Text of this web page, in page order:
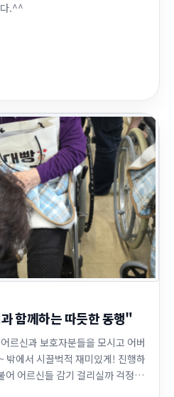
.^^
함께하는 따듯한 동행"
르신과 보호자분들을 모시고 어버
밖에서 시끌벅적 재미있게! 진행하
어 어르신들 감기 걸리실까 걱정되